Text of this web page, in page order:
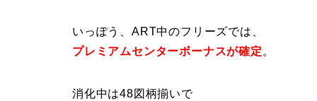
いっぽう、ART中のフリーズでは、
プレミアムセンターボーナスが確定 。
消化中は48図柄揃いで